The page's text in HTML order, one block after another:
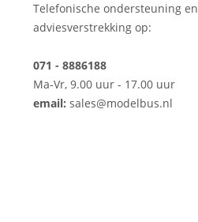
Telefonische ondersteuning en
adviesverstrekking op:
071 - 8886188
Ma-Vr, 9.00 uur - 17.00 uur
email: sales@modelbus.nl